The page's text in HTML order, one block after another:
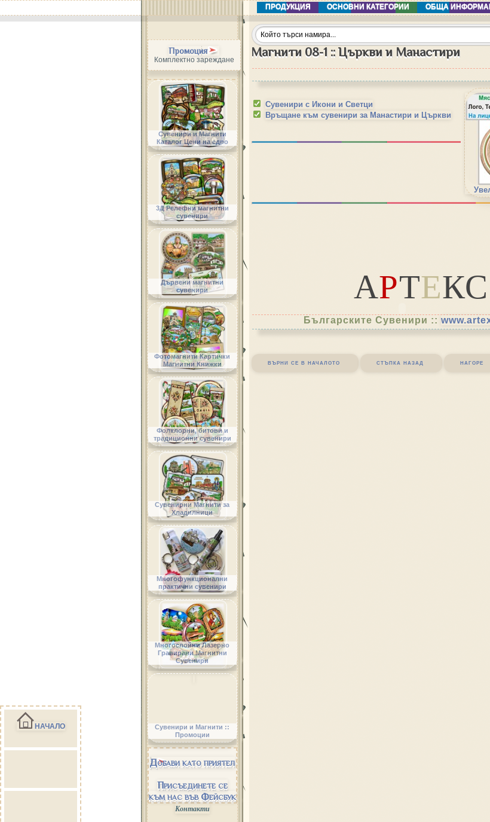
ПРОДУКЦИЯ ОСНОВНИ КАТЕГОРИИ ОБЩА
Магнити 08-1 :: Църкви и Манастири
Сувенири с Икони и Светци
Връщане към сувенири за Манастири и Църкви
АРТЕКС
Българските Сувенири ::
върни се в началото стъпка назад нагоре
Промоция
Комплектно зареждане
Сувенири и Магнити
Каталог Цени на едро
3Д Релефни магнитни
сувенири
Дървени магнитни
сувенири
Фотомагнити Картички
Магнитни Книжки
Фолклорни, битови и
традиционни сувенири
Сувенирни Магнити за
Хладилници
Многофункционални
практични сувенири
Многослойни Лазерно
Гравирани Магнитни
Сувенири
Сувенири и Магнити ::
Промоции
Добави като приятел
Присъединете се
към нас във Фейсбук
Контакти
НАЧАЛО